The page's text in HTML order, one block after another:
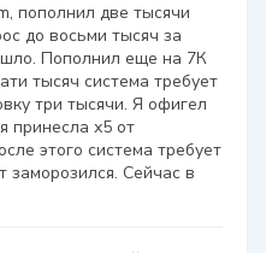
пополнил две тысячи
до восьми тысяч за
Пополнил еще на 7К
тысяч система требует
три тысячи. Я офигел
принесла х5 от
этого система требует
заморозился. Сейчас в